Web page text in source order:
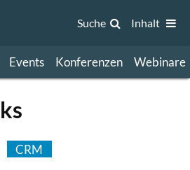
Events Konferenzen Webinare
Suche Inhalt
CRM